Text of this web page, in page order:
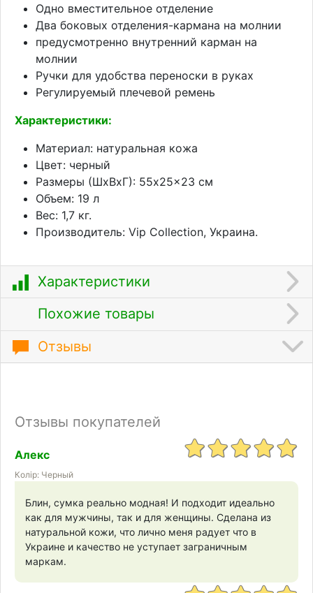
Одно вместительное отделение
Два боковых отделения-кармана на молнии
предусмотренно внутренний карман на
молнии
Ручки для удобства переноски в руках
Регулируемый плечевой ремень
Характеристики:
Материал: натуральная кожа
Цвет: черный
Размеры (ШхВхГ): 55x25x23 см
Объем: 19 л
Вес: 1,7 кг.
Производитель: Vip Collection, Украина.
Характеристики
Похожие товары
Отзывы
Отзывы покупателей
Алекс
Колір: Черный
Блин, сумка реально модная! И подходит идеально
как для мужчины, так и для женщины. Сделана из
натуральной кожи, что лично меня радует что в
Украине и качество не уступает заграничным
маркам.